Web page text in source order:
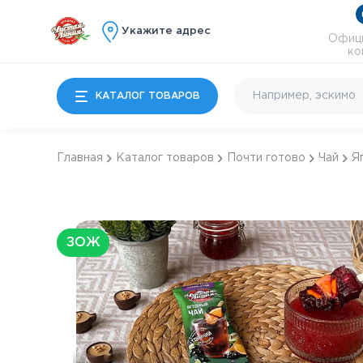
Укажите адрес
КАТАЛОГ ТОВАРОВ
Мороженое
Особые десерты
Детям
Почти готово
Коктейльное и
энергетики
Главная Каталог товаров Почти готово Чай
ЗОЖ